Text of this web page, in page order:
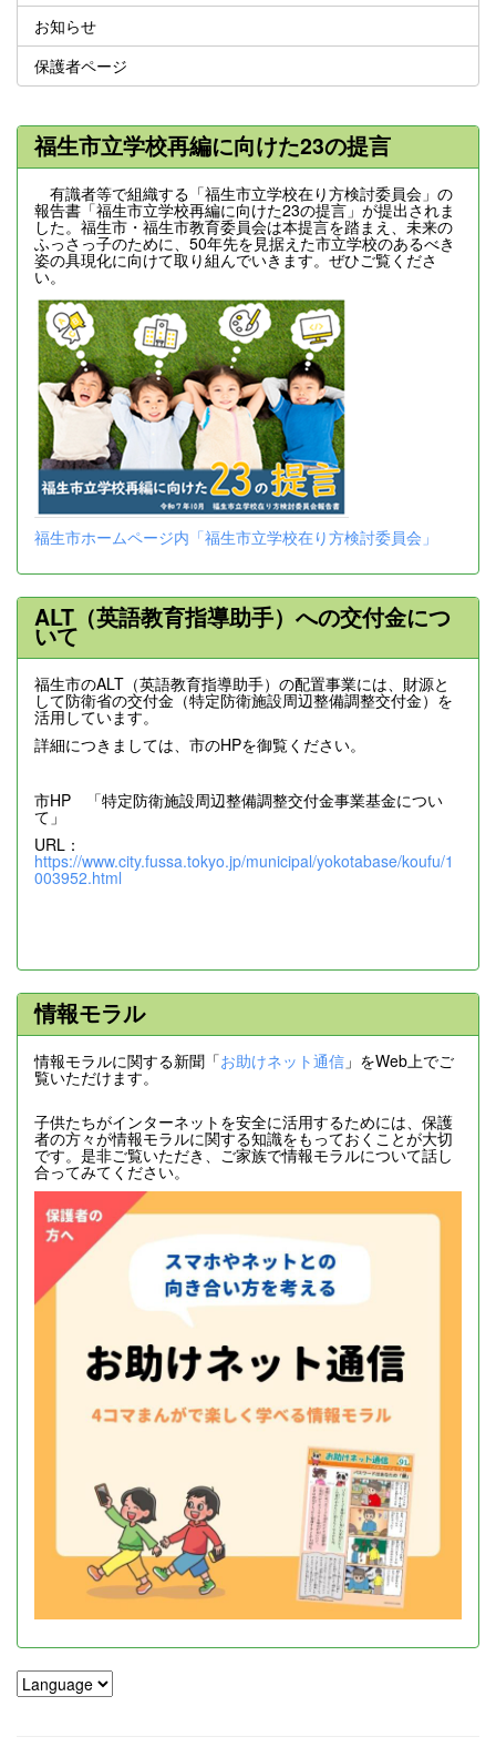
お知らせ
保護者ページ
福生市立学校再編に向けた23の提言
有識者等で組織する「福生市立学校在り方検討委員会」の
報告書「福生市立学校再編に向けた23の提言」が提出されま
した。福生市・福生市教育委員会は本提言を踏まえ、未来の
ふっさっ子のために、50年先を見据えた市立学校のあるべき
姿の具現化に向けて取り組んでいきます。ぜひご覧くださ
い。
福生市ホームページ内「福生市立学校在り方検討委員会」
ALT（英語教育指導助手）への交付金につ
いて
福生市のALT（英語教育指導助手）の配置事業には、財源と
して防衛省の交付金（特定防衛施設周辺整備調整交付金）を
活用しています。
詳細につきましては、市のHPを御覧ください。
市HP 「特定防衛施設周辺整備調整交付金事業基金につい
て」
URL：
https://www.city.fussa.tokyo.jp/municipal/yokotabase/koufu/1
003952.html
情報モラル
情報モラルに関する新聞「お助けネット通信 」をWeb上でご
覧いただけます。
子供たちがインターネットを安全に活用するためには、保護
者の方々が情報モラルに関する知識をもっておくことが大切
です。是非ご覧いただき、ご家族で情報モラルについて話し
合ってみてください。